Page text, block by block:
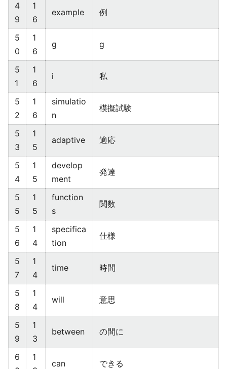
4
9
1
6
example 例
5
0
1
6
g g
5
1
1
6
i 私
5
2
1
6
simulatio
n
模擬試験
5
3
1
5
adaptive 適応
5
4
1
5
develop
ment
発達
5
5
1
5
function
s
関数
5
6
1
4
specifica
tion
仕様
5
7
1
4
time 時間
5
8
1
4
will 意思
5
9
1
3
between の間に
6
1
can できる